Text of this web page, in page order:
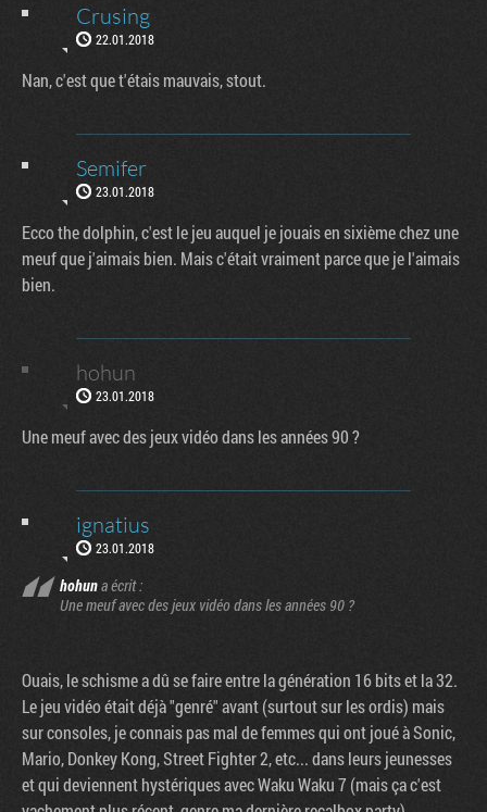
Crusing
22.01.2018
Nan, c'est que t'étais mauvais, stout.
Semifer
23.01.2018
Ecco the dolphin, c'est le jeu auquel je jouais en sixième chez une
meuf que j'aimais bien. Mais c'était vraiment parce que je l'aimais
bien.
hohun
23.01.2018
Une meuf avec des jeux vidéo dans les années 90 ?
ignatius
23.01.2018
hohuna écrit :
Une meuf avec des jeux vidéo dans les années 90 ?
Ouais, le schisme a dû se faire entre la génération 16 bits et la 32.
Le jeu vidéo était déjà "genré" avant (surtout sur les ordis) mais
sur consoles, je connais pas mal de femmes qui ont joué à Sonic,
Mario, Donkey Kong, Street Fighter 2, etc... dans leurs jeunesses
et qui deviennent hystériques avec Waku Waku 7 (mais ça c'est